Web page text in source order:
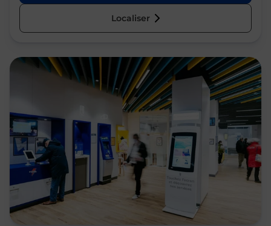
Localiser